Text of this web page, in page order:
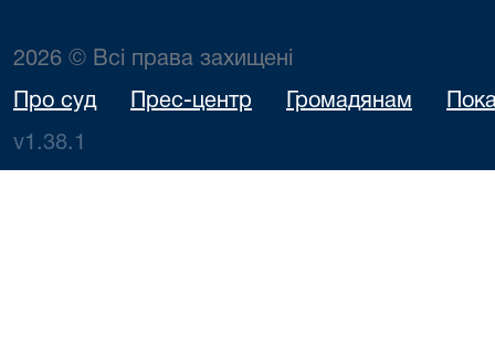
2026 © Всі права захищені
Про суд Прес-центр Громадянам
v1.38.1